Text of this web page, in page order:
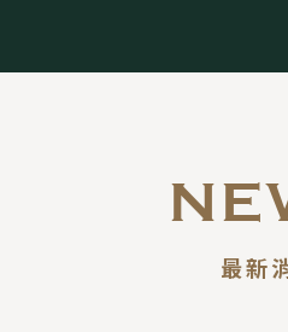
最新